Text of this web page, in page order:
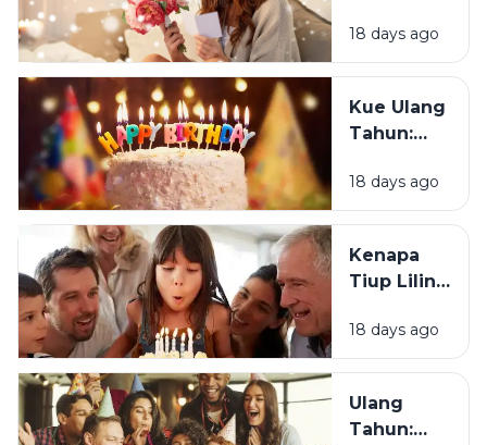
Tahun?
Mendapat
Ucapan
Tahun?
18 days ago
Kue Ulang
Tahun:
Tradisi Ini
Berawal?
18 days ago
Kenapa
Tiup Lilin
Tradisi
Saat Ulang
18 days ago
Ulang
Tahun: